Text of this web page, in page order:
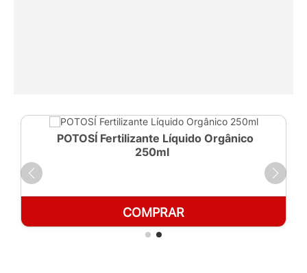
POTOSÍ Fertilizante Líquido Orgânico
250ml
COMPRAR